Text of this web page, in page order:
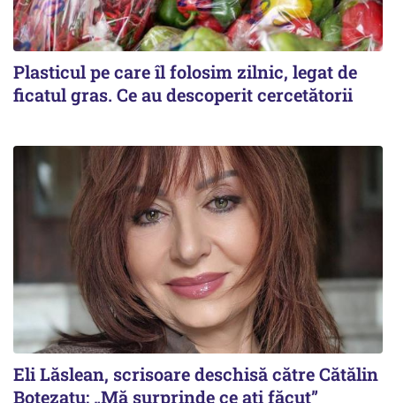
Plasticul pe care îl folosim zilnic, legat de
ficatul gras. Ce au descoperit cercetătorii
Eli Lăslean, scrisoare deschisă către Cătălin
Botezatu: „Mă surprinde ce ați făcut”